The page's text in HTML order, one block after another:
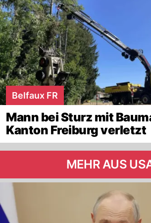
Belfaux FR
Mann bei Sturz mit
Kanton Freiburg verletzt
MEHR AUS